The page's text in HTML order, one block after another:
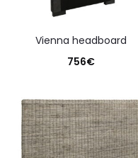
vienna headboard
756€